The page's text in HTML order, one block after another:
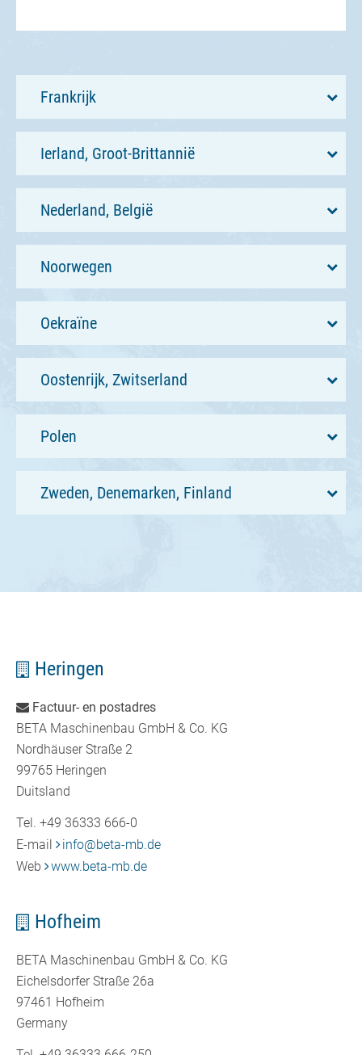
Frankrijk
Ierland, Groot-Brittannië
Nederland, België
Noorwegen
Oekraïne
Oostenrijk, Zwitserland
Polen
Zweden, Denemarken, Finland
Heringen
Factuur- en postadres
BETA Maschinenbau GmbH & Co. KG
Nordhäuser Straße 2
99765 Heringen
Duitsland
Tel. +49 36333 666-0
E-mail
info@beta-mb.de
Web
www.beta-mb.de
Hofheim
BETA Maschinenbau GmbH & Co. KG
Eichelsdorfer Straße 26a
97461 Hofheim
Germany